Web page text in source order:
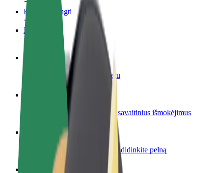
Kaip prisijungti
DUK
Tapkite vairuotoju (-a)
Užsidirbkite jums patogiu metu
Tapkite kurjeriu (-e)
Pristatinėkite maistą ir gaukite savaitinius išmokėjimus
Pridėti restoraną ar parduotuvę
Pritraukite daugiau klientų ir padidinkite pelną